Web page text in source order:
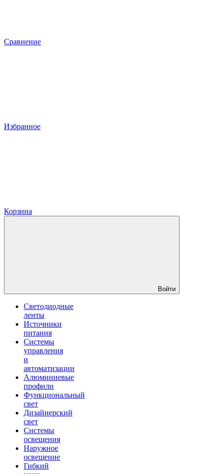
Сравнение
Избранное
Корзина
Войти
Светодиодные
ленты
Источники
питания
Системы
управления
и
автоматизации
Алюминиевые
профили
Функциональный
свет
Дизайнерский
свет
Системы
освещения
Наружное
освещение
Гибкий